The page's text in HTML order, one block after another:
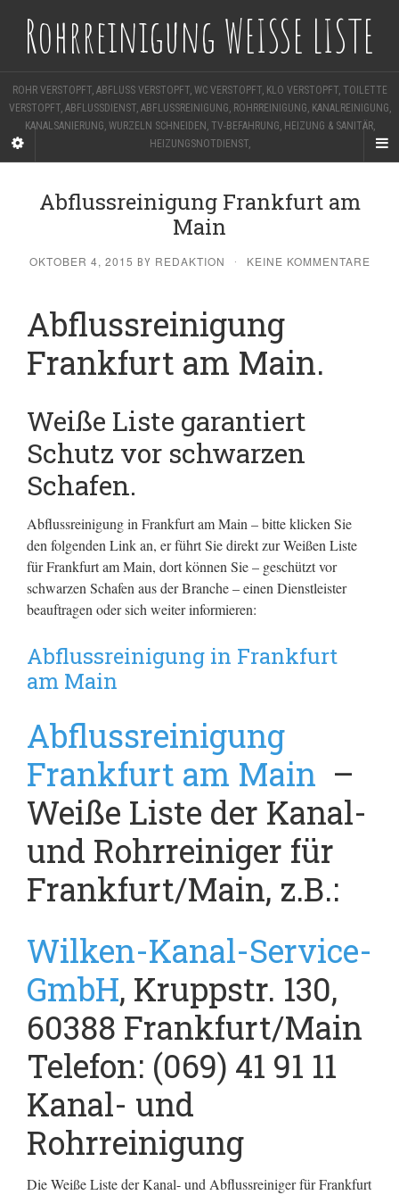
Rohrreinigung WEISSE LISTE
ROHR VERSTOPFT, ABFLUSS VERSTOPFT, WC VERSTOPFT, KLO VERSTOPFT, TOILETTE
VERSTOPFT, ABFLUSSDIENST, ABFLUSSREINIGUNG, ROHRREINIGUNG, KANALREINIGUNG,
KANALSANIERUNG, WURZELN SCHNEIDEN, TV-BEFAHRUNG, HEIZUNG & SANITÄR,
HEIZUNGSNOTDIENST,
Abflussreinigung Frankfurt am
Main
OKTOBER 4, 2015 BY REDAKTION · KEINE KOMMENTARE
Abflussreinigung
Frankfurt am Main.
Weiße Liste garantiert
Schutz vor schwarzen
Schafen.
Abflussreinigung in Frankfurt am Main – bitte klicken Sie
den folgenden Link an, er führt Sie direkt zur Weißen Liste
für Frankfurt am Main, dort können Sie – geschützt vor
schwarzen Schafen aus der Branche – einen Dienstleister
beauftragen oder sich weiter informieren:
Abflussreinigung in Frankfurt
am Main
Abflussreinigung
Frankfurt am Main –
Weiße Liste der Kanal-
und Rohrreiniger für
Frankfurt/Main, z.B.:
Wilken-Kanal-Service-
GmbH, Kruppstr. 130,
60388 Frankfurt/Main
Telefon: (069) 41 91 11
Kanal- und
Rohrreinigung
Die Weiße Liste der Kanal- und Abflussreiniger für Frankfurt